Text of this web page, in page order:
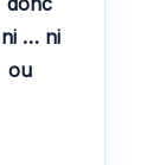
ni … ni
ou